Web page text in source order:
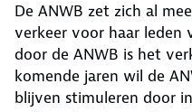
De ANWB zet zich al
verkeer voor haar leden
door de ANWB is het
komende jaren wil de
blijven stimuleren door